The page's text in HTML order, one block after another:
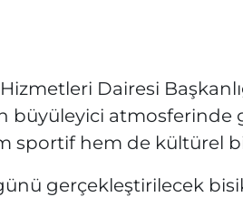
Dairesi
büyüleyici
sportif hem de kültürel
gerçekleştirilecek